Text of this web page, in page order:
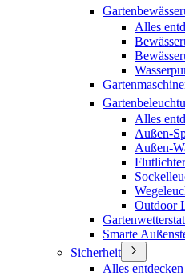
Alles
Alles
Außen-
Außen-
Flutlichter
Outdoor
Smarte
Sicherheit
Alles entdecken